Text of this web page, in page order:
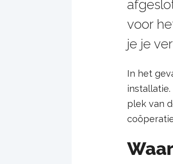
voor
je je
In het
plek van